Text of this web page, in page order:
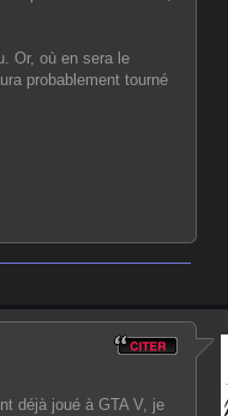
Or, où en sera le
probablement tourné
déjà joué à GTA V, je